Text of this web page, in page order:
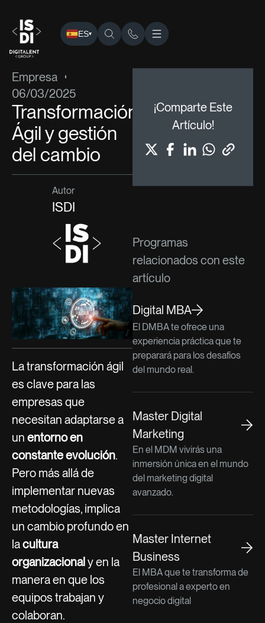
ES▾
ISDI› ›Empresa› Transformación Ágil y gestión del
Empresa
06/03/2025
Transformación
Ágil y gestión
del cambio
Autor
ISDI
La transformación ágil
es clave para las
empresas que
necesitan adaptarse a
un entorno en
constante evolución.
Pero más allá de
implementar nuevas
metodologías, implica
un cambio profundo en
lacultura
organizacionaly en la
manera en que los
equipos trabajan y
colaboran.
¡Comparte Este
Artículo!
Programas
relacionados con este
artículo
Digital MBA
El DMBA te ofrece una
experiencia práctica que te
preparará para los desafíos
del mundo real.
Master Digital
Marketing
En el MDM vivirás una
inmersión única en el mundo
del marketing digital
avanzado.
Master Internet
Business
El MBA que te transforma de
profesional a experto en
negocio digital